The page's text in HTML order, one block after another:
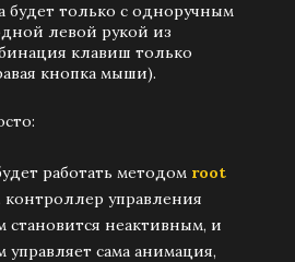
будет только с одноручным
левой рукой из
клавиш только
кнопка мыши).
работать методом root
контроллер управления
становится неактивным, и
управляет сама анимация,